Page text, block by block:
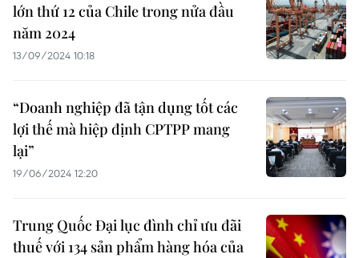
lớn thứ 12 của Chile trong nửa đầu
năm 2024
13/09/2024 10:18
“Doanh nghiệp đã tận dụng tốt các
lợi thế mà hiệp định CPTPP mang
lại”
19/06/2024 12:20
Trung Quốc Đại lục đình chỉ ưu đãi
thuế với 134 sản phẩm hàng hóa của